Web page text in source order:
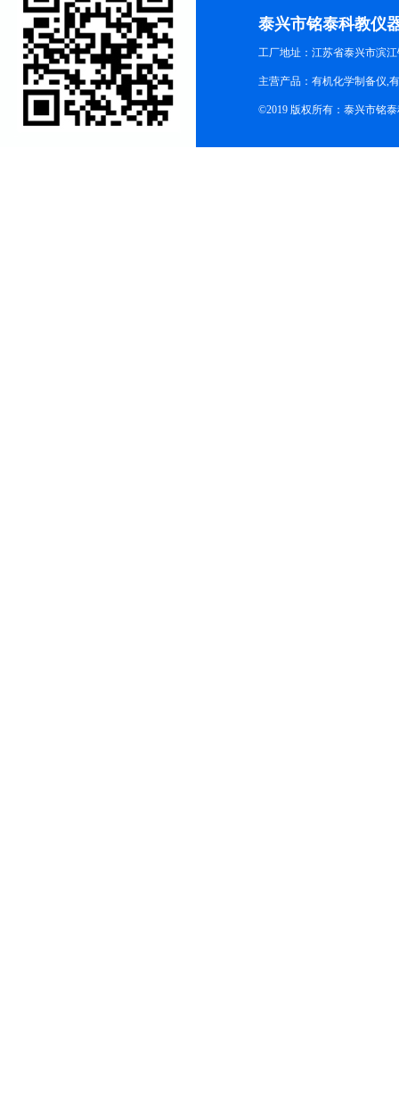
泰兴市铭泰科教仪
工厂地址：江苏省泰兴市滨
主营产品：有机化学制备仪,
©2019 版权所有：泰兴市铭